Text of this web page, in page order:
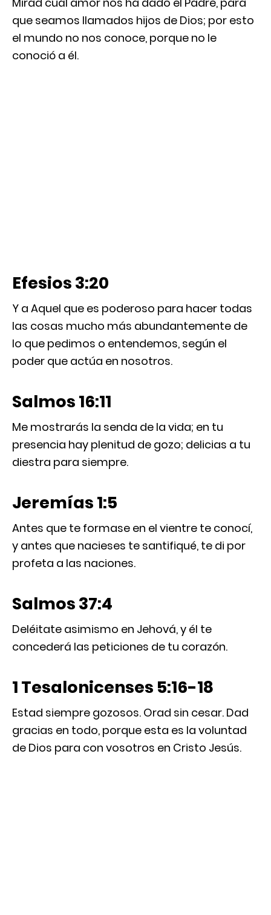
que seamos llamados hijos de Dios; por esto
el mundo no nos conoce, porque no le
conoció a él.
Efesios 3:20
Y a Aquel que es poderoso para hacer todas
las cosas mucho más abundantemente de
lo que pedimos o entendemos, según el
poder que actúa en nosotros.
Salmos 16:11
Me mostrarás la senda de la vida; en tu
presencia hay plenitud de gozo; delicias a tu
diestra para siempre.
Jeremías 1:5
Antes que te formase en el vientre te conocí,
y antes que nacieses te santifiqué, te di por
profeta a las naciones.
Salmos 37:4
Deléitate asimismo en Jehová, y él te
concederá las peticiones de tu corazón.
1 Tesalonicenses 5:16-18
Estad siempre gozosos. Orad sin cesar. Dad
gracias en todo, porque esta es la voluntad
de Dios para con vosotros en Cristo Jesús.